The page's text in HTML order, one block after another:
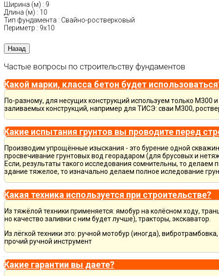
Ширина (м) : 9
Длина (м) : 10
Тип фундамента : Свайно-ростверковый
Периметр : 9х10
Частые вопросы по строительству фундаментов
Какой марки, класса бетон будет
По-разному, для несущих конструкций используем только М300
заливаемых конструкций, например для ТИСЭ: сваи М300,
Какие испытания грунтов вы проводите перед
Производим упрощённые изыскания - это бурение одной
просвечивание грунтовых вод георадаром (для брусовых и
Если, результаты такого исследования сомнительны, то
здание тяжелое, то изначально делаем полное иследование
Какая техника используется при строительстве?
Из тяжёлой техники применяется: ямобур на колёсном ходу,
но качество заливки с ним будет лучше), тракторы, экскаватор.
Из лёгкой техники это: ручной мотобур (иногда),
прочий ручной инструмент
Какие гарантии вы даете?